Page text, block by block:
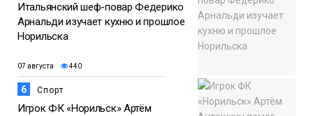
Итальянский шеф-повар Федерико
Арнальди изучает кухню и прошлое
Норильска
07 августа 440
6 Спорт
Игрок ФК «Норильск» Артём